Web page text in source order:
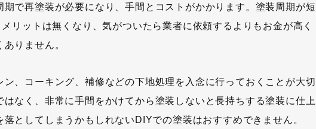
で再塗装が必要になり、手間とコストがかかります。塗装周期が短
リットは無くなり、気がついたら業者に依頼するよりもお金が高く
りません。
、コーキング、補修などの下地処理を入念に行っておくことが大切
なく、非常に手間をかけてから塗装しないと長持ちする塗装に仕上
としてしまうかもしれないDIYでの塗装はおすすめできません。